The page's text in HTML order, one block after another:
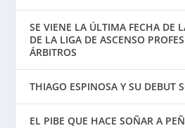
SE VIENE LA ÚLTIMA FECHA DE
DE LA LIGA DE ASCENSO
ÁRBITROS
THIAGO ESPINOSA Y SU DEBUT
EL PIBE QUE HACE SOÑAR A